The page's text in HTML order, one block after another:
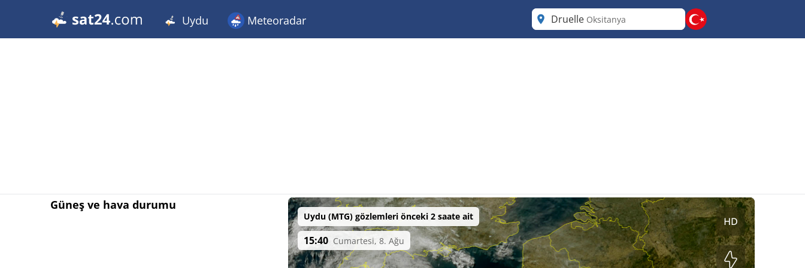
Uydu Meteoradar Druelle Oksitanya
Güneş ve hava durumu
Uydu (MTG) gözlemleri önceki 2 saate ait
15:40 Cumartesi, 8. Ağu